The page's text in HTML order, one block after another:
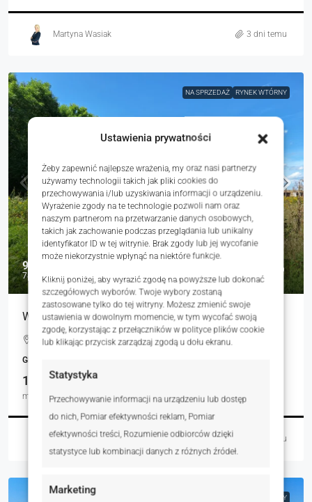
Ustawienia prywatności
Żeby zapewnić najlepsze wrażenia, my oraz nasi partnerzy
używamy technologii takich jak pliki cookies do
przechowywania i/lub uzyskiwania informacji o urządzeniu.
Wyrażenie zgody na te technologie pozwoli nam oraz
naszym partnerom na przetwarzanie danych osobowych,
takich jak zachowanie podczas przeglądania lub unikalny
identyfikator ID w tej witrynie. Brak zgody lub jej wycofanie
może niekorzystnie wpłynąć na niektóre funkcje.
Kliknij poniżej, aby wyrazić zgodę na powyższe lub dokonać
szczegółowych wyborów. Twoje wybory zostaną
zastosowane tylko do tej witryny. Możesz zmienić swoje
ustawienia w dowolnym momencie, w tym wycofać swoją
zgodę, korzystając z przełączników w polityce plików cookie
lub klikając przycisk zarządzaj zgodą u dołu ekranu.
Statystyka
Przechowywanie informacji na urządzeniu lub dostęp
do nich, Pomiar efektywności reklam, Pomiar
efektywności treści, Rozumienie odbiorców dzięki
statystyce lub kombinacji danych z różnych źródeł.
Marketing
Martyna Wasiak 3 dni temu
NA SPRZEDAŻ RYNEK WTÓRNY
91 000 zł
78 zł
Wyjątkowa Działka Budowlana w Sercu Natury
Murzynowo, Polska
GRUNTY
1171.00
m²
Martyna Wasiak 3 dni temu
RYNEK WTÓRNY